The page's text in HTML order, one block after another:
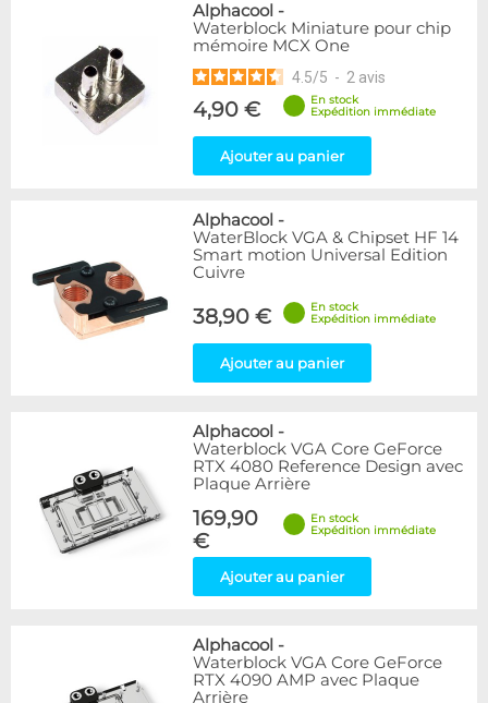
Alphacool -
Waterblock Miniature pour chip
mémoire MCX One
4.5/5 - 2 avis
4,90 €
En stock
Expédition immédiate
Ajouter au panier
Alphacool -
WaterBlock VGA & Chipset HF 14
Smart motion Universal Edition
Cuivre
38,90 €
En stock
Expédition immédiate
Ajouter au panier
Alphacool -
Waterblock VGA Core GeForce
RTX 4080 Reference Design avec
Plaque Arrière
169,90
€
En stock
Expédition immédiate
Ajouter au panier
Alphacool -
Waterblock VGA Core GeForce
RTX 4090 AMP avec Plaque
Arrière